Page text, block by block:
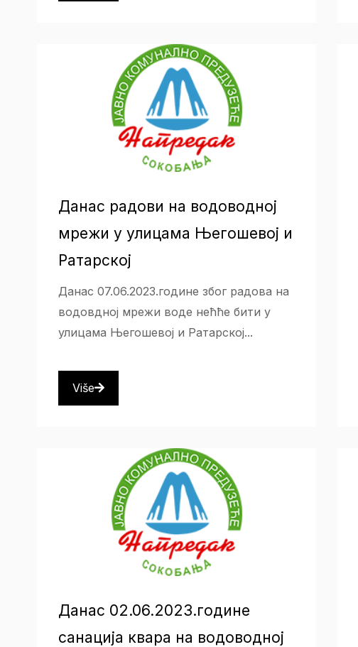
Данас радови на водоводној
мрежи у улицама Његошевој и
Ратарској
Данас 07.06.2023.године због радова на
водовдној мрежи воде нећће бити у
улицама Његошевој и Ратарској...
Više
Данас 02.06.2023.године
санација квара на водоводној